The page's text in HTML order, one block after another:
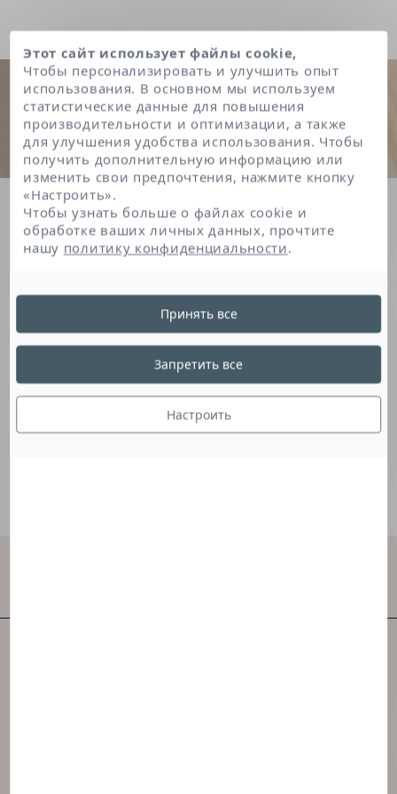
Главная Lauryl laurate
Lauryl Laurate
Это производное жирной кислоты является
загустителем, придающим продукту
консистенцию.
Этот сайт использует файлы cookie,
Чтобы персонализировать и улучшить опыт
использования. В основном мы используем
статистические данные для повышения
производительности и оптимизации, а также
для улучшения удобства использования. Чтобы
получить дополнительную информацию или
изменить свои предпочтения, нажмите кнопку
«Настроить».
Чтобы узнать больше о файлах cookie и
обработке ваших личных данных, прочтите
нашу политику конфиденциальности.
Настроить
Запретить все
Принять все